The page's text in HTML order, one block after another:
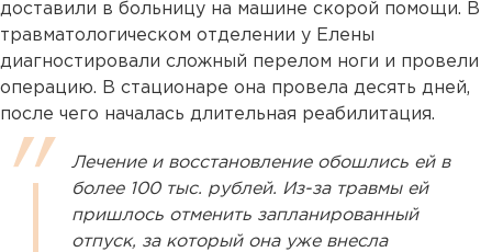
доставили в больницу на машине скорой помощи. В
травматологическом отделении у Елены
диагностировали сложный перелом ноги и провели
операцию. В стационаре она провела десять дней,
после чего началась длительная реабилитация.
Лечение и восстановление обошлись ей в
более 100 тыс. рублей. Из-за травмы ей
пришлось отменить запланированный
отпуск, за который она уже внесла